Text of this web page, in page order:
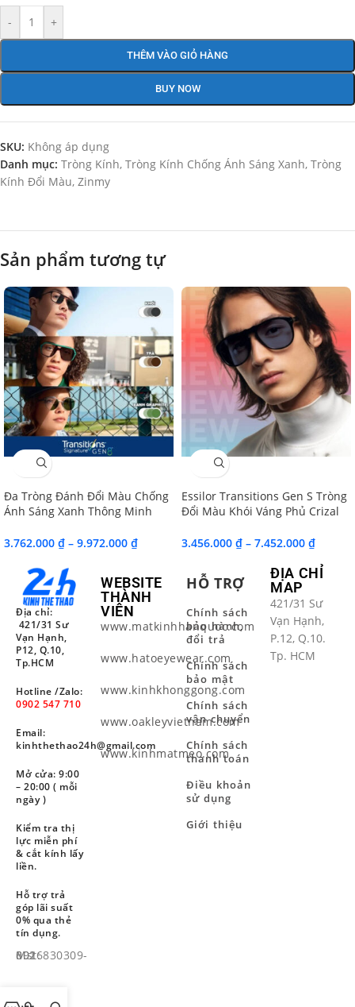
- +
THÊM VÀO GIỎ HÀNG
BUY NOW
SKU: Không áp dụng
Danh mục: Tròng Kính, Tròng Kính Chống Ánh Sáng Xanh, Tròng
Kính Đổi Màu, Zinmy
Sản phẩm tương tự
Đa Tròng Đánh Đổi Màu Chống
Ánh Sáng Xanh Thông Minh
Transitions Signature Gen 8
3.762.000 ₫ – 9.972.000 ₫
Essilor Transitions Gen S Tròng
Đổi Màu Khói Váng Phủ Crizal
3.456.000 ₫ – 7.452.000 ₫
Địa chỉ:
421/31 Sư
Vạn Hạnh,
P12, Q.10,
Tp.HCM
Hotline /Zalo:
0902 547 710
Email:
kinhthethao24h@gmail.com
Mở cửa: 9:00
– 20:00 ( mỗi
ngày )
Kiểm tra thị
lực miễn phí
& cắt kính lấy
liền.
Hỗ trợ trả
góp lãi suất
0% qua thẻ
tín dụng.
Mst: 8926830309-001
WEBSITE
THÀNH
VIÊN
www.matkinhhanquoc.com
www.hatoeyewear.com
www.kinhkhonggong.com
www.oakleyvietnam.com
www.kinhmatmeo.com
HỖ TRỢ
Chính sách
bảo hành,
đổi trả
Chính sách
bảo mật
Chính sách
vận chuyển
Chính sách
thanh toán
Điều khoản
sử dụng
Giới thiệu
ĐỊA CHỈ
MAP
421/31 Sư
Vạn Hạnh,
P.12, Q.10.
Tp. HCM